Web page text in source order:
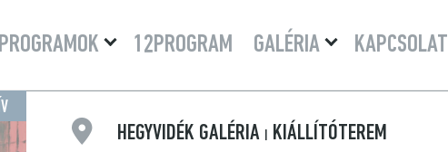
Menü
lenyitása
12PROGRAM GALÉRIA
Menü
lenyitásaKAPCSOLAT
HEGYVIDÉK GALÉRIA KIÁLLÍTÓTEREM